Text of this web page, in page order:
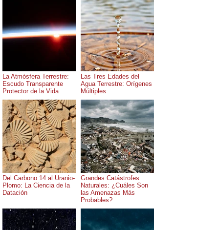
La Atmósfera Terrestre:
Escudo Transparente
Protector de la Vida
Las Tres Edades del
Agua Terrestre: Orígenes
Múltiples
Del Carbono 14 al Uranio-
Plomo: La Ciencia de la
Datación
Grandes Catástrofes
Naturales: ¿Cuáles Son
las Amenazas Más
Probables?